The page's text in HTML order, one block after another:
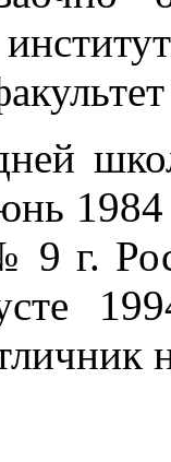
1984
г.